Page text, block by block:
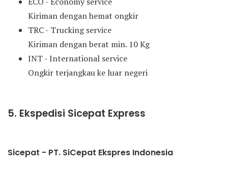
Kiriman dengan hemat ongkir
TRC - Trucking service
Kiriman dengan berat min. 10 Kg
INT - International service
Ongkir terjangkau ke luar negeri
5. Ekspedisi Sicepat Express
Sicepat - PT. SiCepat Ekspres Indonesia